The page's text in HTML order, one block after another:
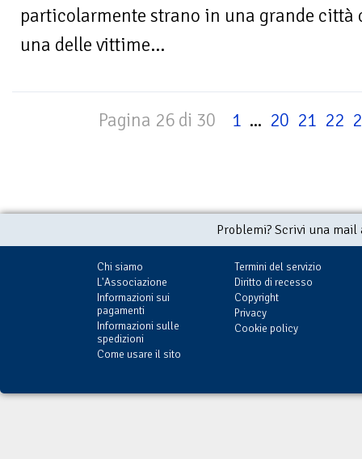
particolarmente strano in una grande città
una delle vittime...
Pagina 26 di 30 1 ... 20 21 22
Problemi? Scrivi una
Chi siamo
L'Associazione
Informazioni sui
pagamenti
Informazioni sulle
spedizioni
Come usare il sito
Termini del servizio
Diritto di recesso
Copyright
Privacy
Cookie policy